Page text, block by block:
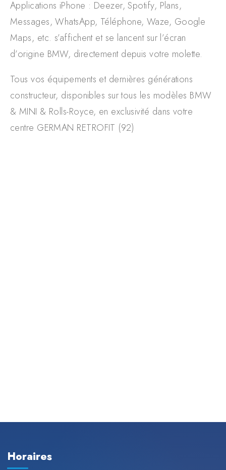
Applications iPhone : Deezer, Spotify, Plans,
Messages, WhatsApp, Téléphone, Waze, Google
Maps, etc. s’affichent et se lancent sur l’écran
d’origine BMW, directement depuis votre molette.
Tous vos équipements et dernières générations
constructeur, disponibles sur tous les modèles BMW
& MINI & Rolls-Royce, en exclusivité dans votre
centre GERMAN RETROFIT (92)
Horaires